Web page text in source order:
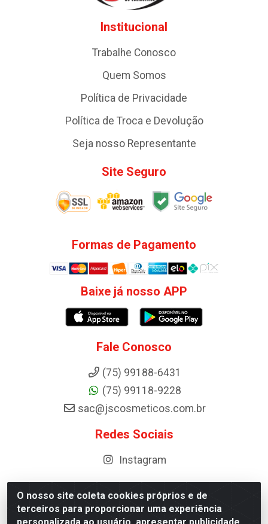
O nosso site coleta cookies próprios e de
terceiros para proporcionar uma experiência
Institucional
Trabalhe Conosco
Quem Somos
Política de Privacidade
Política de Troca e Devolução
Seja nosso Representante
Site Seguro
Formas de Pagamento
Baixe já nosso APP
Fale Conosco
(75) 99188-6431
(75) 99118-9228
sac@jscosmeticos.com.br
Redes Sociais
Instagram
Distribuidora de Cosméticos Antoneto LTDA - BA-052,
km 87 - Industrial, Ipirá - BA, 44600-000 - CNPJ